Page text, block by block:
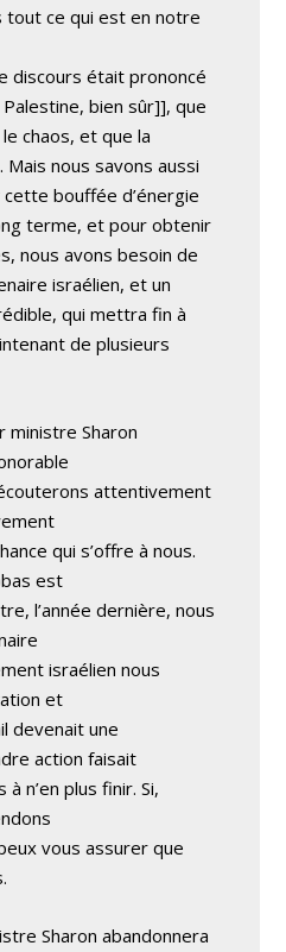
tout ce qui est en notre
discours était prononcé
bien sûr]], que
chaos, et que la
nous savons aussi
bouffée d’énergie
terme, et pour obtenir
nous avons besoin de
israélien, et un
qui mettra fin à
de plusieurs
ministre Sharon
attentivement
qui s’offre à nous.
est
l’année dernière, nous
israélien nous
et
devenait une
action faisait
n’en plus finir. Si,
vous assurer que
Sharon abandonnera